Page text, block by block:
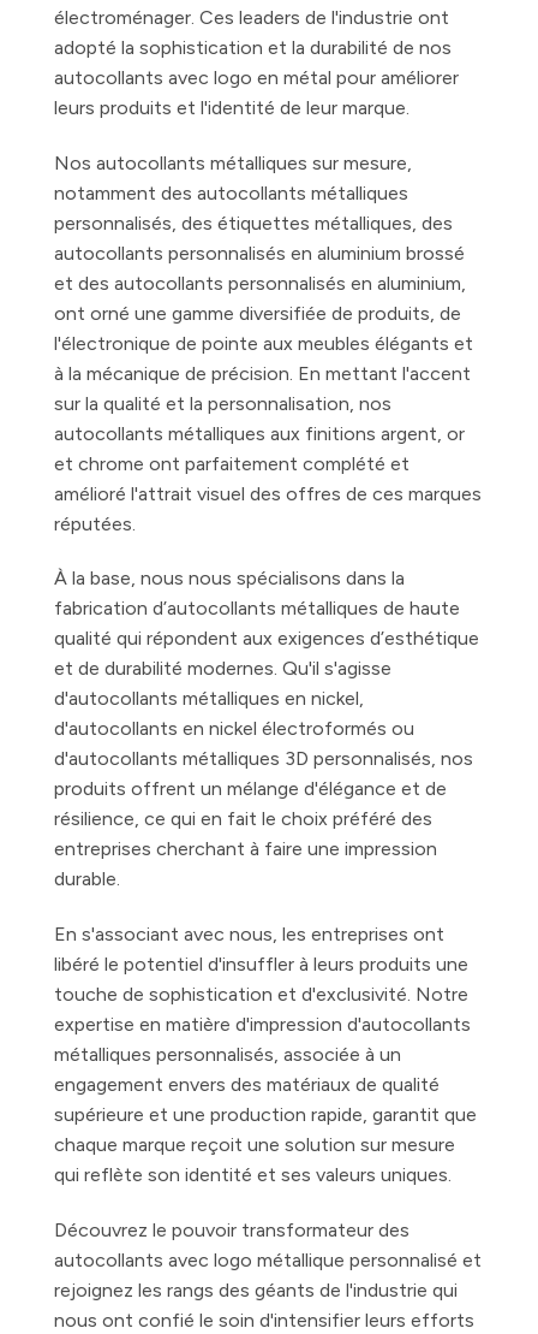
électroménager. Ces leaders de l'industrie ont
adopté la sophistication et la durabilité de nos
autocollants avec logo en métal pour améliorer
leurs produits et l'identité de leur marque.
Nos autocollants métalliques sur mesure,
notamment des autocollants métalliques
personnalisés, des étiquettes métalliques, des
autocollants personnalisés en aluminium brossé
et des autocollants personnalisés en aluminium,
ont orné une gamme diversifiée de produits, de
l'électronique de pointe aux meubles élégants et
à la mécanique de précision. En mettant l'accent
sur la qualité et la personnalisation, nos
autocollants métalliques aux finitions argent, or
et chrome ont parfaitement complété et
amélioré l'attrait visuel des offres de ces marques
réputées.
À la base, nous nous spécialisons dans la
fabrication d’autocollants métalliques de haute
qualité qui répondent aux exigences d’esthétique
et de durabilité modernes. Qu'il s'agisse
d'autocollants métalliques en nickel,
d'autocollants en nickel électroformés ou
d'autocollants métalliques 3D personnalisés, nos
produits offrent un mélange d'élégance et de
résilience, ce qui en fait le choix préféré des
entreprises cherchant à faire une impression
durable.
En s'associant avec nous, les entreprises ont
libéré le potentiel d'insuffler à leurs produits une
touche de sophistication et d'exclusivité. Notre
expertise en matière d'impression d'autocollants
métalliques personnalisés, associée à un
engagement envers des matériaux de qualité
supérieure et une production rapide, garantit que
chaque marque reçoit une solution sur mesure
qui reflète son identité et ses valeurs uniques.
Découvrez le pouvoir transformateur des
autocollants avec logo métallique personnalisé et
rejoignez les rangs des géants de l'industrie qui
nous ont confié le soin d'intensifier leurs efforts